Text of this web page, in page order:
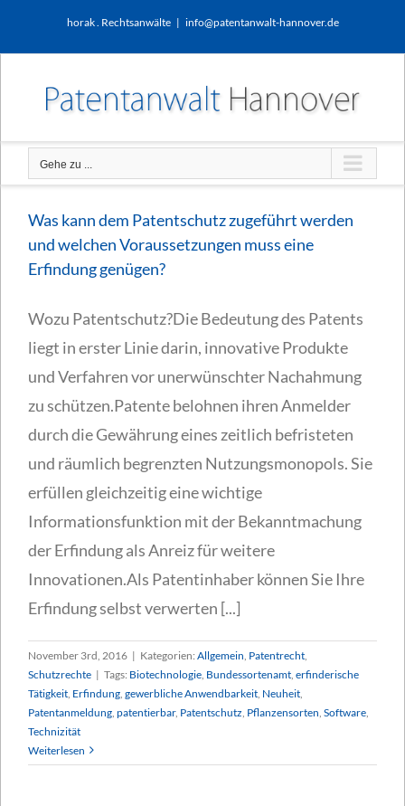
horak . Rechtsanwälte | info@patentanwalt-hannover.de
Gehe zu ...
Was kann dem Patentschutz zugeführt werden
und welchen Voraussetzungen muss eine
Erfindung genügen?
Wozu Patentschutz?Die Bedeutung des Patents
liegt in erster Linie darin, innovative Produkte
und Verfahren vor unerwünschter Nachahmung
zu schützen.Patente belohnen ihren Anmelder
durch die Gewährung eines zeitlich befristeten
und räumlich begrenzten Nutzungsmonopols. Sie
erfüllen gleichzeitig eine wichtige
Informationsfunktion mit der Bekanntmachung
der Erfindung als Anreiz für weitere
Innovationen.Als Patentinhaber können Sie Ihre
Erfindung selbst verwerten [...]
November 3rd, 2016 | Kategorien: Allgemein Patentrecht
Schutzrechte | Tags: Biotechnologie Bundessortenamt erfinderische
Tätigkeit Erfindung gewerbliche Anwendbarkeit Neuheit
Patentanmeldung patentierbar, Patentschutz Pflanzensorten Software
Technizität
Weiterlesen